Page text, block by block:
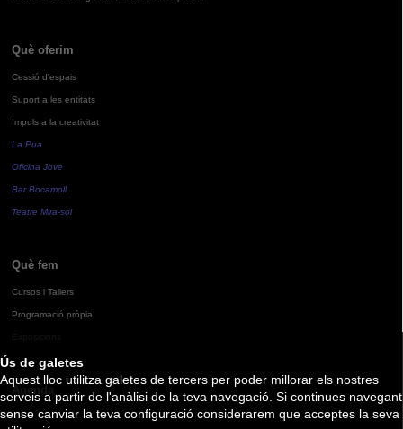
Ús de galetes
Aquest lloc utilitza galetes de tercers per poder millorar els nostres
serveis a partir de l'anàlisi de la teva navegació. Si continues navegant
sense canviar la teva configuració considerarem que acceptes la seva
Què oferim
Cessió d'espais
Suport a les entitats
Impuls a la creativitat
La Pua
Oficina Jove
Bar Bocamoll
Teatre Mira-sol
Què fem
Cursos i Tallers
Programació pròpia
Agenda